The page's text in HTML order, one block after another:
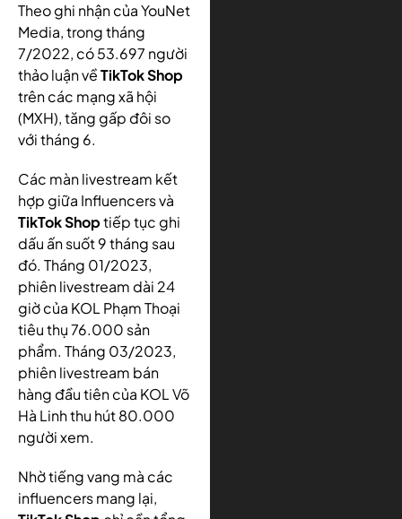
Theo ghi nhận của YouNet
Media, trong tháng
7/2022, có 53.697 người
thảo luận vềTikTok Shop
trên các mạng xã hội
(MXH), tăng gấp đôi so
với tháng 6.
Các màn livestream kết
hợp giữa Influencers và
TikTok Shoptiếp tục ghi
dấu ấn suốt 9 tháng sau
đó. Tháng 01/2023,
phiên livestream dài 24
giờ của KOL Phạm Thoại
tiêu thụ 76.000 sản
phẩm. Tháng 03/2023,
phiên livestream bán
hàng đầu tiên của KOL Võ
Hà Linh thu hút 80.000
người xem.
Nhờ tiếng vang mà các
influencers mang lại,